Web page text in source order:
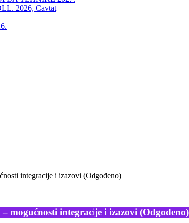
2026, Cavtat
integracije i izazovi (Odgođeno)
mogućnosti integracije i izazovi (Odgođeno)